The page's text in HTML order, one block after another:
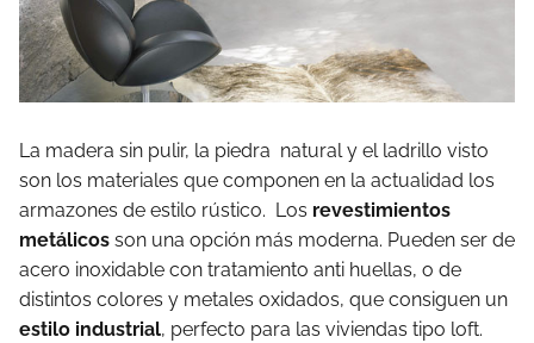
La madera sin pulir, la piedra natural y el ladrillo visto
son los materiales que componen en la actualidad los
armazones de estilo rústico. Los revestimientos
metálicos son una opción más moderna. Pueden ser de
acero inoxidable con tratamiento anti huellas, o de
distintos colores y metales oxidados, que consiguen un
estilo industrial, perfecto para las viviendas tipo loft.